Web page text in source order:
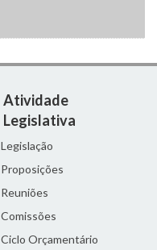
Atividade
Legislativa
Legislação
Proposições
Reuniões
Comissões
Ciclo Orçamentário